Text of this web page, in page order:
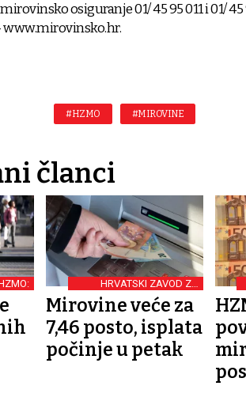
osiguranje 01/ 45 95 011 i 01/ 45
#HZMO #MIROVINE
članci
HRVATSKI ZAVOD ZA
MIROVINSKO OSIGURANJE
Mirovine veće za
7,46 posto, isplata
počinje u petak